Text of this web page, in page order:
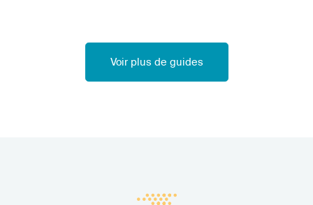
Voir plus de guides